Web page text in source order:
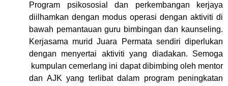
Program psikososial dan perkembangan kerjaya
diilhamkan dengan modus operasi dengan aktiviti di
bawah pemantauan guru bimbingan dan kaunseling.
Kerjasama murid Juara Permata sendiri diperlukan
dengan menyertai aktiviti yang diadakan. Semoga
kumpulan cemerlang ini dapat dibimbing oleh mentor
dan AJK yang terlibat dalam program peningkatan